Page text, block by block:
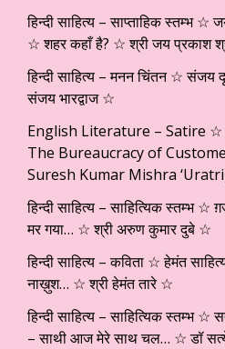
हिन्दी साहित्य – साप्ताहिक स्तम्भ
☆ शहर कहाँ है? ☆ श्री जय प्रकाश
हिन्दी साहित्य – मनन चिंतन ☆ संजय
संजय भारद्वाज ☆
English Literature – Satire
The Bureaucracy of
Suresh Kumar Mishra
हिन्दी साहित्य – साहित्यिक स्तम्भ
मर गया… ☆ श्री अरुण कुमार दुबे ☆
हिन्दी साहित्य – कविता ☆ हेमंत
नाख़ुश… ☆ श्री हेमंत तारे ☆
हिन्दी साहित्य – साहित्यिक स्तम्भ
– साथी आज मेरे साथ चल… ☆ डॉ